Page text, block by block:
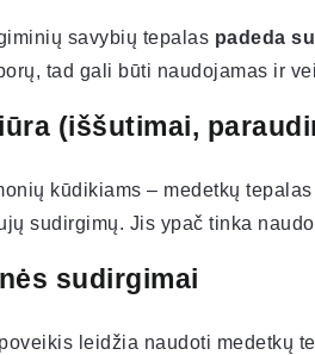
savybių tepalas padeda
tad gali būti naudojamas ir
(iššutimai,
kūdikiams – medetkų
sudirgimų. Jis ypač tinka
sudirgimai
leidžia naudoti medetkų